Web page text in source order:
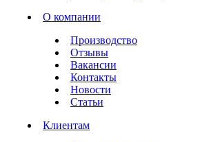
О компании
Производство
Отзывы
Вакансии
Контакты
Новости
Статьи
Клиентам